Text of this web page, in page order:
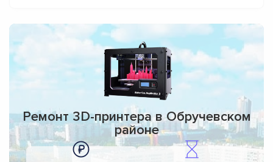
Ремонт 3D-принтера в Обручевском
районе